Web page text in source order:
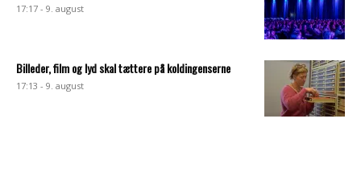
17:17 - 9. august
Billeder, film og lyd skal tættere på koldingenserne
17:13 - 9. august